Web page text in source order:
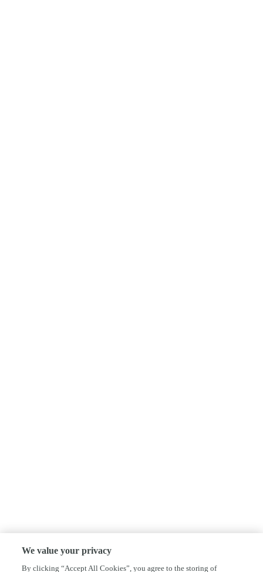
We value your privacy
By clicking “Accept All Cookies”, you agree to the storing of